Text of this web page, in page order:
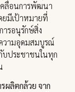
คลื่อนการพัฒนา
ยมีเป้าหมายที่
ารอนุรักษ์สิ่ง
วามอุดมสมบูรณ์
ประชาชนในทุก
ผลิตกล้วย จาก